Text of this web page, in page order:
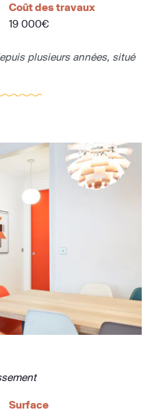
Coût des travaux
19 000€
plusieurs années, situé
Surface